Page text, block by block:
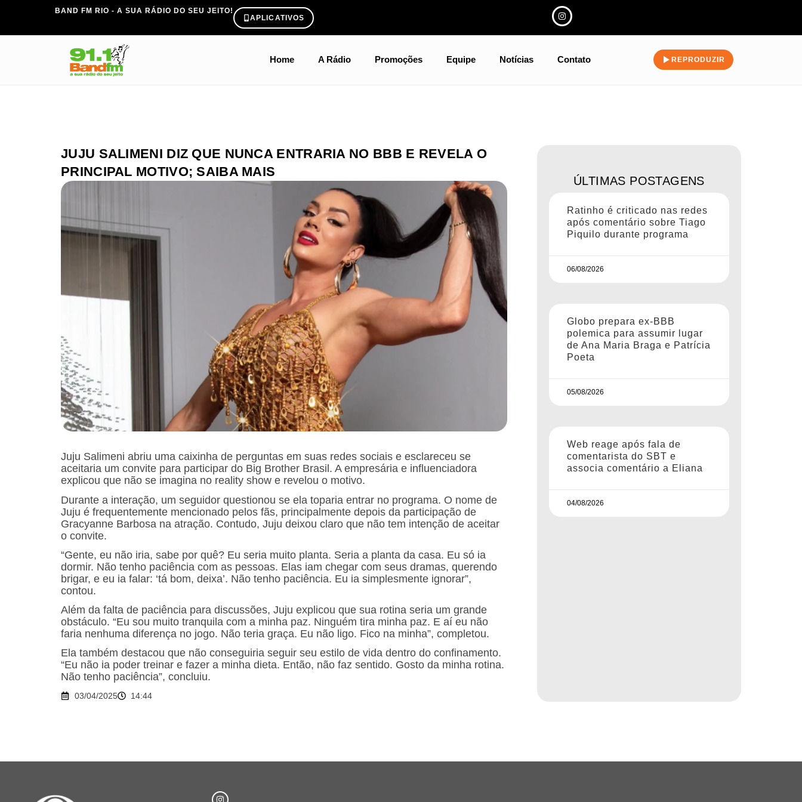
BAND FM RIO - A SUA RÁDIO DO SEU JEITO!
APLICATIVOS
Home A Rádio Promoções Equipe Notícias Contato REPRODUZIR
JUJU SALIMENI DIZ QUE NUNCA ENTRARIA NO BBB E REVELA O
PRINCIPAL MOTIVO; SAIBA MAIS
Juju Salimeni abriu uma caixinha de perguntas em suas redes sociais e esclareceu se
aceitaria um convite para participar do Big Brother Brasil. A empresária e influenciadora
explicou que não se imagina no reality show e revelou o motivo.
Durante a interação, um seguidor questionou se ela toparia entrar no programa. O nome de
Juju é frequentemente mencionado pelos fãs, principalmente depois da participação de
Gracyanne Barbosa na atração. Contudo, Juju deixou claro que não tem intenção de aceitar
o convite.
“Gente, eu não iria, sabe por quê? Eu seria muito planta. Seria a planta da casa. Eu só ia
dormir. Não tenho paciência com as pessoas. Elas iam chegar com seus dramas, querendo
brigar, e eu ia falar: ‘tá bom, deixa’. Não tenho paciência. Eu ia simplesmente ignorar”,
contou.
Além da falta de paciência para discussões, Juju explicou que sua rotina seria um grande
obstáculo. “Eu sou muito tranquila com a minha paz. Ninguém tira minha paz. E aí eu não
faria nenhuma diferença no jogo. Não teria graça. Eu não ligo. Fico na minha”, completou.
Ela também destacou que não conseguiria seguir seu estilo de vida dentro do confinamento.
“Eu não ia poder treinar e fazer a minha dieta. Então, não faz sentido. Gosto da minha rotina.
Não tenho paciência”, concluiu.
03/04/2025 14:44
ÚLTIMAS POSTAGENS
Ratinho é criticado nas redes
após comentário sobre Tiago
Piquilo durante programa
06/08/2026
Globo prepara ex-BBB
polemica para assumir lugar
de Ana Maria Braga e Patrícia
Poeta
05/08/2026
Web reage após fala de
comentarista do SBT e
associa comentário a Eliana
04/08/2026